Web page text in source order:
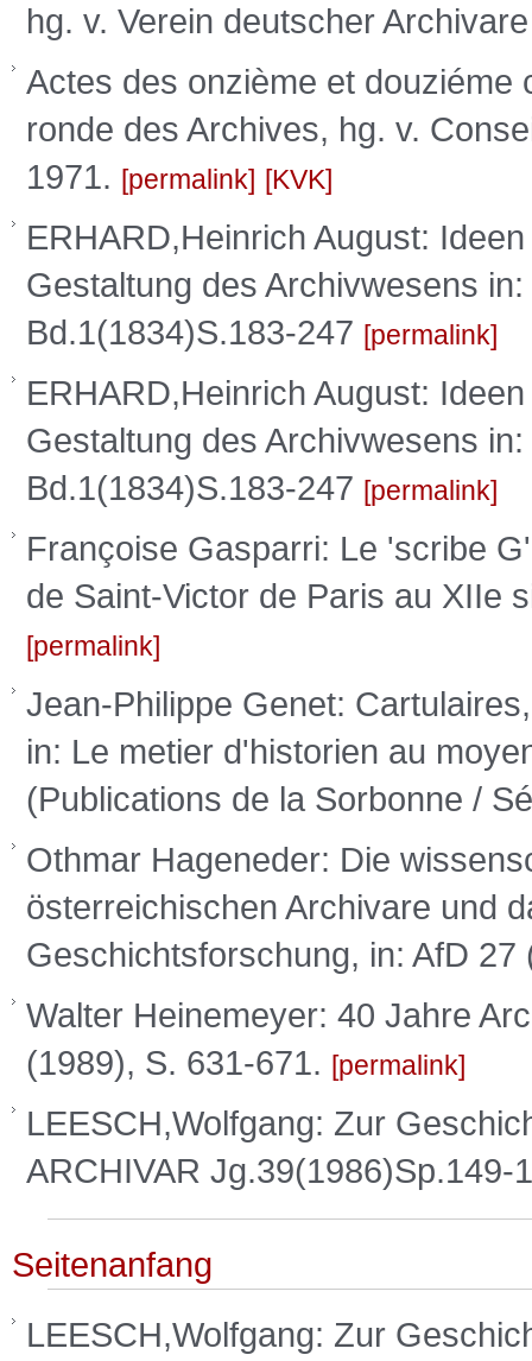
hg. v. Verein deutscher
Actes des onzième et douziéme
ronde des Archives, hg. v.
1971.
permalink KVK
ERHARD,Heinrich August:
Gestaltung des Archivwesens
Bd.1(1834)S.183-247 permalink
ERHARD,Heinrich August:
Gestaltung des Archivwesens
Bd.1(1834)S.183-247 permalink
Françoise Gasparri: Le 'scribe
de Saint-Victor de Paris au XIIe
permalink
Jean-Philippe Genet:
in: Le metier d'historien au
(Publications de la Sorbonne /
Othmar Hageneder: Die
österreichischen Archivare und
Geschichtsforschung, in: AfD
Walter Heinemeyer: 40 Jahre
(1989), S. 631-671.
permalink
LEESCH,Wolfgang: Zur
ARCHIVAR Jg.39(1986)Sp.149-
Seitenanfang
LEESCH,Wolfgang: Zur